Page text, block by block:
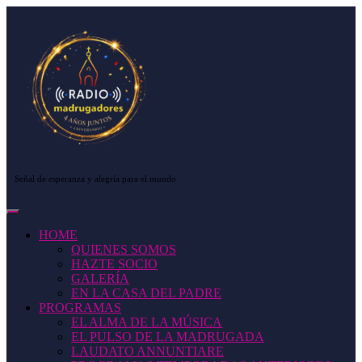
contenido
contenido
Señal de esperanza y alegría para el mundo
Botón
aperturaHOME
QUIENES SOMOS
HAZTE SOCIO
GALERÍA
EN LA CASA DEL PADRE
PROGRAMAS
EL ALMA DE LA MÚSICA
EL PULSO DE LA MADRUGADA
LAUDATO ANNUNTIARE